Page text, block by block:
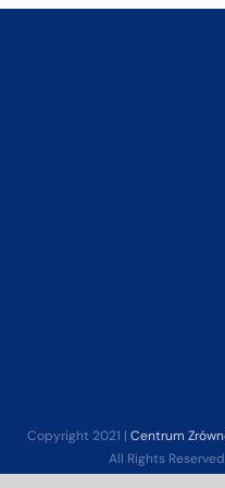
Copyright 2021 | Centrum
All Rights